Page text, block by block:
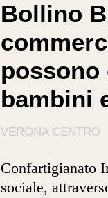
Bollino
possono
bambini
VERONA CENTRO
Confartigianato
sociale,